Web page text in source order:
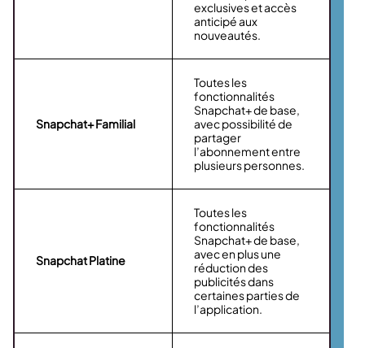
exclusives et accès
anticipé aux
nouveautés.
Snapchat+ Familial
Toutes les
fonctionnalités
Snapchat+ de base,
avec possibilité de
partager
l’abonnement entre
plusieurs personnes.
Snapchat Platine
Toutes les
fonctionnalités
Snapchat+ de base,
avec en plus une
réduction des
publicités dans
certaines parties de
l’application.